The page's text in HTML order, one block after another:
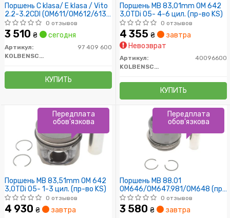
Поршень C klasa/ E klasa / Vito
2.2-3.2CDI (OM611/OM612/613)
99- (30X70 палець)
0 отзывов
3 510 ₴ сегодня
Артикул:
97 409 600
KOLBENSCHMIDT
КУПИТЬ
Поршень MB 83,01mm OM 642
3,0TDi 05- 4-6 цил. (пр-во KS)
0 отзывов
4 355 ₴
завтра
Невозврат
Артикул:
40096600
KOLBENSCHMIDT
КУПИТЬ
Поршень MB 83,51mm OM 642
3,0TDi 05- 1-3 цил. (пр-во KS)
0 отзывов
4 930 ₴ завтра
Передплата
обов'язкова
Поршень MB 88.01
OM646/OM647.981/OM648 (пр-
во KS)
0 отзывов
3 580 ₴ завтра
Передплата
обов'язкова